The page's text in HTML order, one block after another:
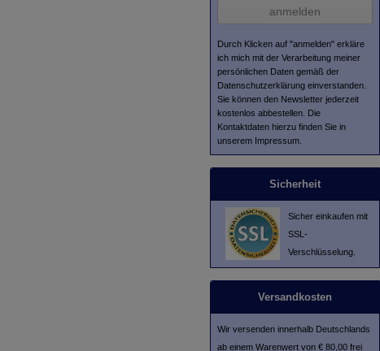
anmelden
Durch Klicken auf "anmelden" erkläre
ich mich mit der Verarbeitung meiner
persönlichen Daten gemäß der
Datenschutzerklärung einverstanden.
Sie können den Newsletter jederzeit
kostenlos abbestellen. Die
Kontaktdaten hierzu finden Sie in
unserem Impressum.
Sicherheit
Sicher einkaufen mit
SSL-
Verschlüsselung.
Versandkosten
Wir versenden innerhalb Deutschlands
ab einem Warenwert von € 80,00 frei